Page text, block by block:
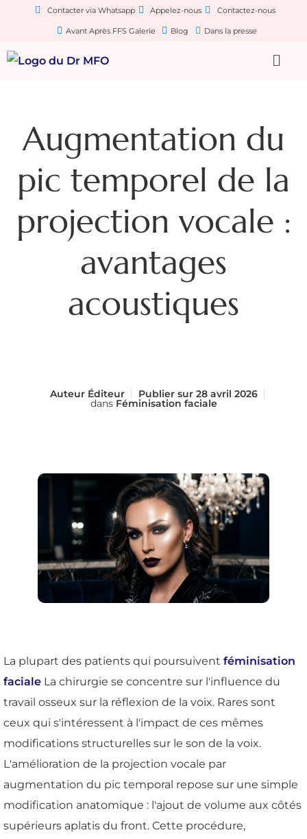
Contacter via Whatsapp Appelez-nous Contactez-nous
Avant Après FFS Galerie Blog Dans la presse
Augmentation du
pic temporel de la
projection vocale :
avantages
acoustiques
AuteurÉditeur Publier sur28 avril 2026
dans Féminisation faciale
La plupart des patients qui poursuivent féminisation
faciale La chirurgie se concentre sur l'influence du
travail osseux sur la réflexion de la voix. Rares sont
ceux qui s'intéressent à l'impact de ces mêmes
modifications structurelles sur le son de la voix.
L'amélioration de la projection vocale par
augmentation du pic temporal repose sur une simple
modification anatomique : l'ajout de volume aux côtés
supérieurs aplatis du front. Cette procédure,